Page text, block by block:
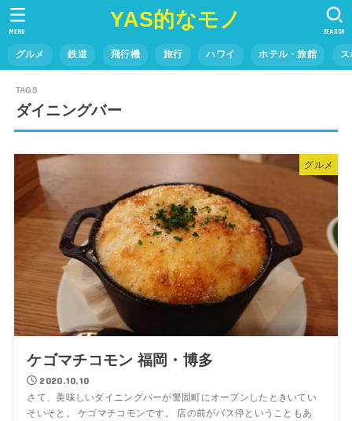
YAS的なモノ
グルメ 鉄道 飛行機 旅行 ハワイ ホテル・旅館
SEARCH
MENU
ダイニングバー
グルメ
ケゴマチコモン 福岡・博多
2020.10.10
さて、美味しいダイニングバーが警固町にオープンしたときいてい
そいそと。 ケゴマチコモンです。 店の前がバス停ということもあ